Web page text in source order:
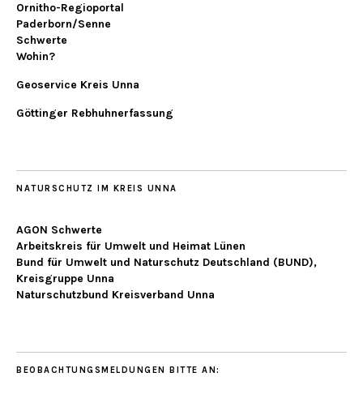
Ornitho-Regioportal
Paderborn/Senne
Schwerte
Wohin?
Geoservice Kreis Unna
Göttinger Rebhuhnerfassung
NATURSCHUTZ IM KREIS UNNA
AGON Schwerte
Arbeitskreis für Umwelt und Heimat Lünen
Bund für Umwelt und Naturschutz Deutschland (BUND),
Kreisgruppe Unna
Naturschutzbund Kreisverband Unna
BEOBACHTUNGSMELDUNGEN BITTE AN: